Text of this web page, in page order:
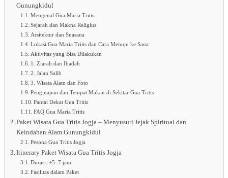
Gunungkidul
Mengenal Gua Maria Tritis
Sejarah dan Makna Religius
Arsitektur dan Suasana
Lokasi Gua Maria Tritis dan Cara Menuju ke Sana
Aktivitas yang Bisa Dilakukan
1. Ziarah dan Ibadah
2. Jalan Salib
3. Wisata Alam dan Foto
Penginapan dan Tempat Makan di Sekitar Gua Tritis
Pantai Dekat Gua Tritis
FAQ Gua Maria Tritis
Paket Wisata Gua Tritis Jogja – Menyusuri Jejak Spiritual dan
Keindahan Alam Gunungkidul
Pesona Gua Tritis Jogja
Itinerary Paket Wisata Gua Tritis Jogja
Durasi: ±5–7 jam
Fasilitas dalam Paket